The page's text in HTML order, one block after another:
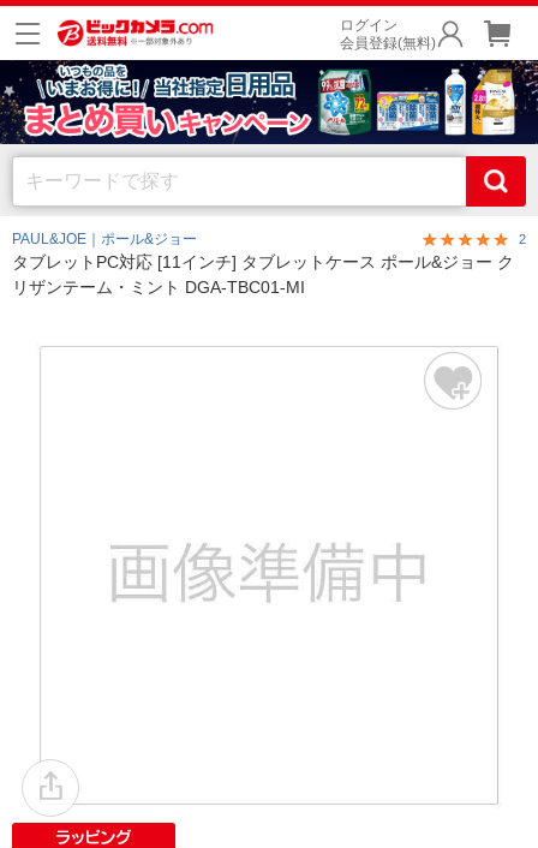
ログイン
会員登録(無料)
PAUL&JOE｜ポール&ジョー 2
タブレットPC対応 [11インチ] タブレットケース ポール&ジョー ク
リザンテーム・ミント DGA-TBC01-MI